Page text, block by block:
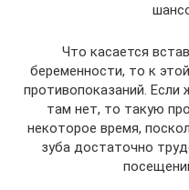
Что касается
беременности, то к
противопоказаний.
там нет, то такую
некоторое время,
зуба достаточно